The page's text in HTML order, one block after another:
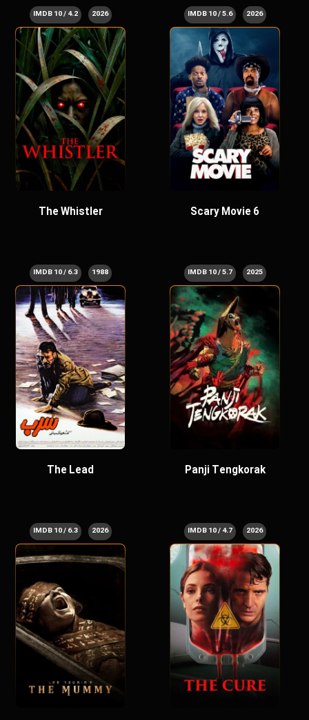
2026
5.6 / 10 IMDB
Scary Movie 6
2026
4.2 / 10 IMDB
The Whistler
2025
5.7 / 10 IMDB
Panji Tengkorak
1988
6.3 / 10 IMDB
The Lead
2026
4.7 / 10 IMDB
2026
6.3 / 10 IMDB